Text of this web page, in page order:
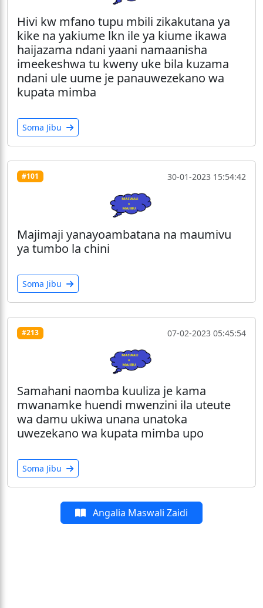
Hivi kw mfano tupu mbili zikakutana ya
kike na yakiume lkn ile ya kiume ikawa
haijazama ndani yaani namaanisha
imeekeshwa tu kweny uke bila kuzama
ndani ule uume je panauwezekano wa
kupata mimba
Soma Jibu
#101 30-01-2023 15:54:42
Majimaji yanayoambatana na maumivu
ya tumbo la chini
Soma Jibu
#213 07-02-2023 05:45:54
Samahani naomba kuuliza je kama
mwanamke huendi mwenzini ila uteute
wa damu ukiwa unana unatoka
uwezekano wa kupata mimba upo
Soma Jibu
Angalia Maswali Zaidi